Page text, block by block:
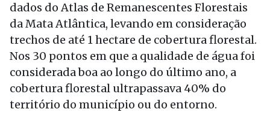
dados do Atlas de Remanescentes Florestais
da Mata Atlântica, levando em consideração
trechos de até 1 hectare de cobertura florestal.
Nos 30 pontos em que a qualidade de água foi
considerada boa ao longo do último ano, a
cobertura florestal ultrapassava 40% do
território do município ou do entorno.